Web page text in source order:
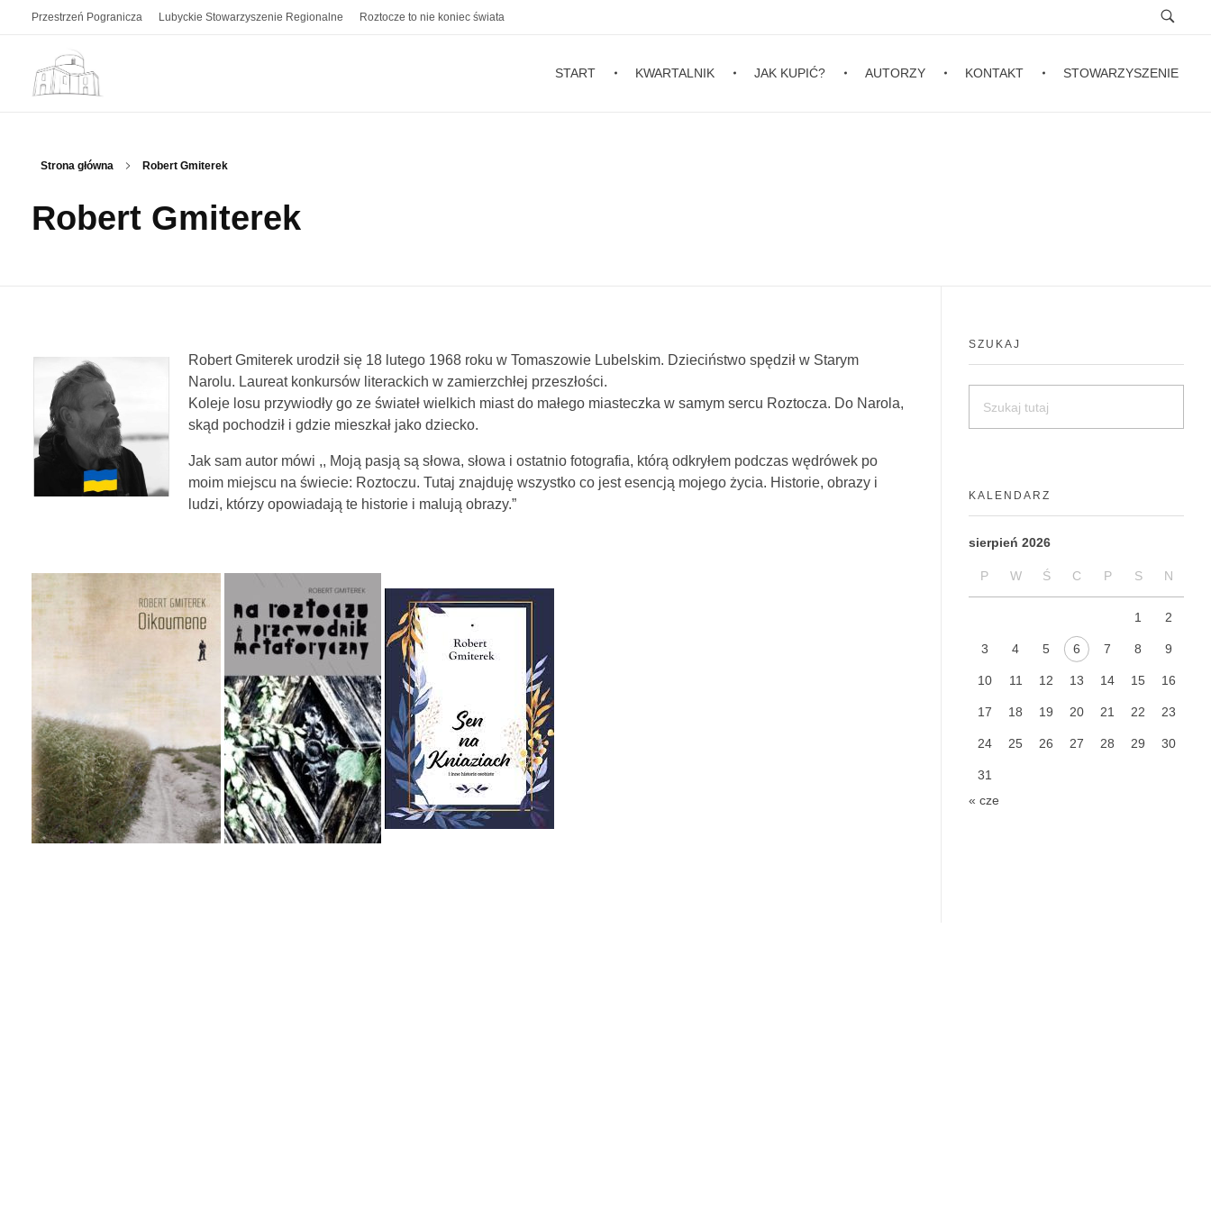
Przestrzeń Pogranicza Lubyckie Stowarzyszenie Regionalne Roztocze to nie koniec świata
Przestrzeń Pogranicza
START KWARTALNIK JAK KUPIĆ? AUTORZY KONTAKT STOWARZYSZENIE
Strona główna Robert Gmiterek
Robert Gmiterek
Robert Gmiterek urodził się 18 lutego 1968 roku w Tomaszowie Lubelskim. Dzieciństwo spędził w Starym
Narolu. Laureat konkursów literackich w zamierzchłej przeszłości.
Koleje losu przywiodły go ze świateł wielkich miast do małego miasteczka w samym sercu Roztocza. Do Narola,
skąd pochodził i gdzie mieszkał jako dziecko.
Jak sam autor mówi ,, Moją pasją są słowa, słowa i ostatnio fotografia, którą odkryłem podczas wędrówek po
moim miejscu na świecie: Roztoczu. Tutaj znajduję wszystko co jest esencją mojego życia. Historie, obrazy i
ludzi, którzy opowiadają te historie i malują obrazy.”
SZUKAJ
KALENDARZ
sierpień 2026
P W Ś C P S N
1 2
3 4 5 6 7 8 9
10 11 12 13 14 15 16
17 18 19 20 21 22 23
24 25 26 27 28 29 30
31
« cze